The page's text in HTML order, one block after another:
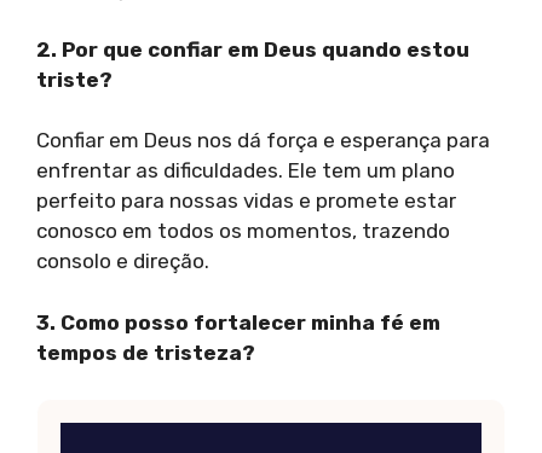
2. Por que confiar em Deus quando estou
triste?
Confiar em Deus nos dá força e esperança para
enfrentar as dificuldades. Ele tem um plano
perfeito para nossas vidas e promete estar
conosco em todos os momentos, trazendo
consolo e direção.
3. Como posso fortalecer minha fé em
tempos de tristeza?